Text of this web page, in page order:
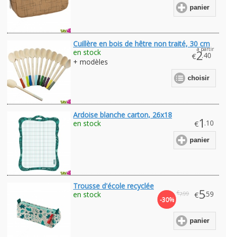
panier
Cuillère en bois de hêtre non traité, 30 cm
à partir
€2.40
en stock
+ modèles
choisir
Ardoise blanche carton, 26x18
€1 .10
en stock
panier
Trousse d'école recyclée
-30%
€7.99 €5.59
en stock
panier